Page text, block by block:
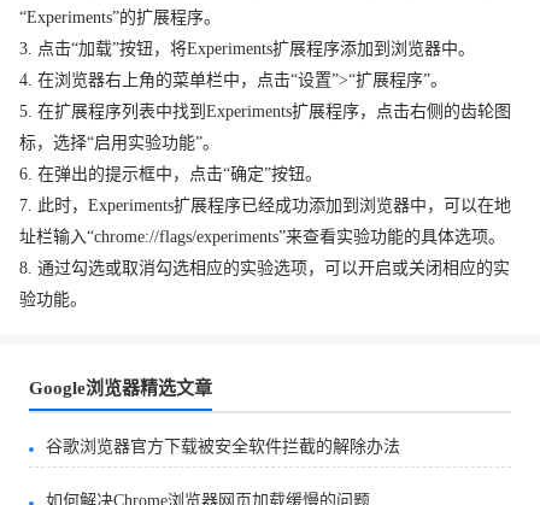
“Experiments”的扩展程序。
3. 点击“加载”按钮，将Experiments扩展程序添加到浏览器中。
4. 在浏览器右上角的菜单栏中，点击“设置”>“扩展程序”。
5. 在扩展程序列表中找到Experiments扩展程序，点击右侧的齿轮图
标，选择“启用实验功能”。
6. 在弹出的提示框中，点击“确定”按钮。
7. 此时，Experiments扩展程序已经成功添加到浏览器中，可以在地
址栏输入“chrome://flags/experiments”来查看实验功能的具体选项。
8. 通过勾选或取消勾选相应的实验选项，可以开启或关闭相应的实
验功能。
Google浏览器精选文章
谷歌浏览器官方下载被安全软件拦截的解除办法
如何解决Chrome浏览器网页加载缓慢的问题